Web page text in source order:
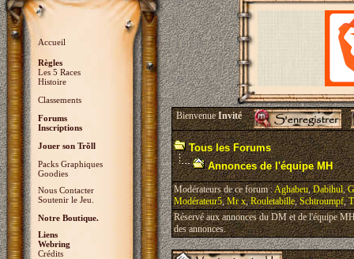
Accueil
Règles
Les 5 Races
Histoire
Classements
Forums
Inscriptions
Jouer son Trõll
Packs Graphiques
Goodies
Nous Contacter
Soutenir le Jeu.
Notre Boutique.
Liens
Webring
Crédits
BienvenueInvité
Tous les Forums
Annonces de l'équipe MH
Modérateurs de ce forum :Aghabeu,Dabihul,
Modérateur5,Mr x,Rouletabille,Schtroumpf,
Réservé aux annonces du DM et de l'équipe
des annonces.